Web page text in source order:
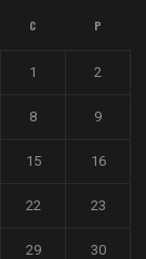
C P
1 2
8 9
15 16
22 23
29 30